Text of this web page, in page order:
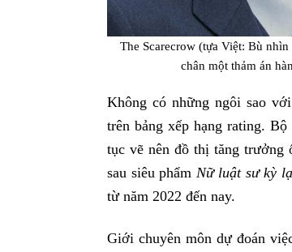
The Scarecrow (tựa Việt: Bù
chân một thảm án
Không có những ngôi sao
trên bảng xếp hạng rating.
tục vẽ nên đồ thị tăng trưởng
sau siêu phẩm Nữ luật sư kỳ
từ năm 2022 đến nay.
Giới chuyên môn dự đoán